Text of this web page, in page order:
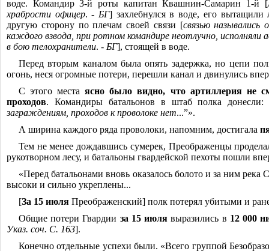
воде. Командир 3-й роты капитан Квашнин-Самарин 1-й [
храбрости офицер. -БГ] захлебнулся в воде, его
другую сторону по плечам своей связи [связью
каждого взвода, при ротном командире неотлучно, исполняли
в бою телохранители. - БГ], стоящей в воде.
Перед вторым каналом была опять задержка, но цепи
огонь, неся огромные потери, перешли канал и двинулись
С этого местаясно было видно, что артиллерия не
проходов. Командиры батальонов в штаб полка донесли:
заграждениям, проходов к проволоке нет...”».
А ширина каждого ряда проволоки, напомним, достигала
Тем не менее дождавшись сумерек, Преображенцы
рукотворном лесу, и батальоны гвардейской пехоты пошли
«Перед батальонами вновь оказалось болото и за ним река
высоки и сильно укреплены...
[За 15 июля Преображенский] полк потерял убитыми и
Общие потери Гвардии за 15 июля выразились в 12 000
Указ. соч. С. 163].
Конечно отдельные успехи были. «Всего группой